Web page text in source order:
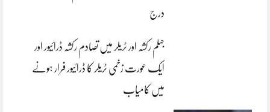
درج
جہلم رکشہ اور ٹریلر میں تصادم رکشہ ڈرائیور اور
ایک عورت زخمی ٹریلر کا ڈرائیور فرار ہونے
میں کامیاب